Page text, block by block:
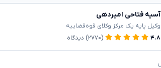
آسیه فتاحی امیردهی
وکیل پایه یک مرکز وکلای قوه‌قضاییه
۴.۸
(۲۷۷۰) دیدگاه